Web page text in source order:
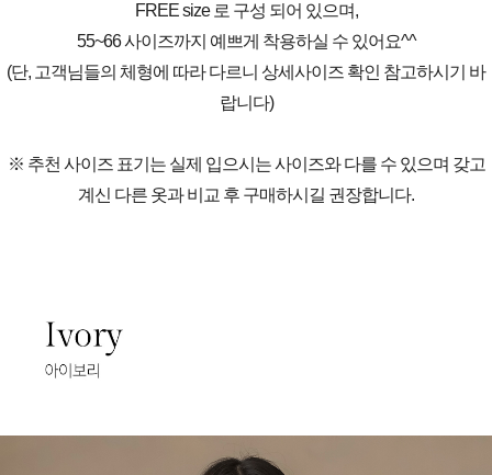
FREE size 로 구성 되어 있으며,
55~66 사이즈까지 예쁘게 착용하실 수 있어요^^
(단, 고객님들의 체형에 따라 다르니 상세사이즈 확인 참고하시기 바
랍니다)
※ 추천 사이즈 표기는 실제 입으시는 사이즈와 다를 수 있으며 갖고
계신 다른 옷과 비교 후 구매하시길 권장합니다.